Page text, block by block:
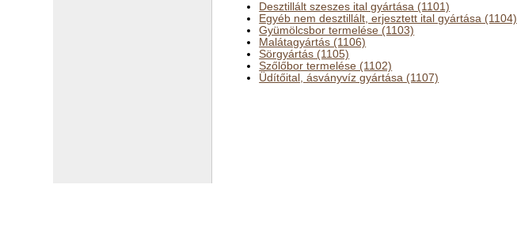
Desztillált szeszes ital gyártása (1101)
Egyéb nem desztillált, erjesztett ital gyártása (1104)
Gyümölcsbor termelése (1103)
Malátagyártás (1106)
Sörgyártás (1105)
Szőlőbor termelése (1102)
Üdítőital, ásványvíz gyártása (1107)